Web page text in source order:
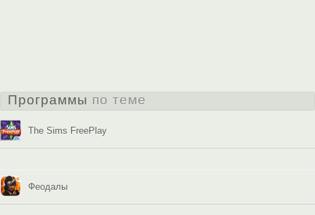
Программы по теме
The Sims FreePlay
Феодалы